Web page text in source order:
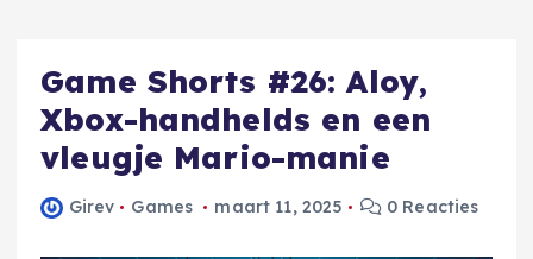
Game Shorts #26: Aloy,
Xbox-handhelds en een
vleugje Mario-manie
Girev Games maart 11, 2025 0 Reacties